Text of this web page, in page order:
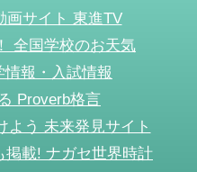
画サイト 東進TV
全国学校のお天気
報・入試情報
Proverb格言
よう 未来発見サイト
掲載! ナガセ世界時計